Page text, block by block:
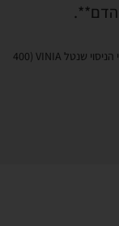
מדד FMD עלה ב-70% לפחות בקרב כל אחד ממשתתפי הניסוי שנטל VINIA (400